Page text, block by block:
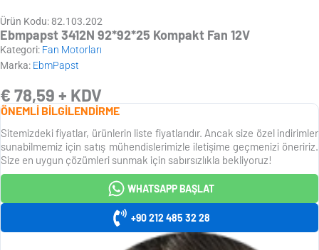
Ürün Kodu: 82.103.202
Ebmpapst 3412N 92*92*25 Kompakt Fan 12V
Kategori: Fan Motorları
Marka: EbmPapst
€ 78,59 + KDV
ÖNEMLİ BİLGİLENDİRME
Sitemizdeki fiyatlar, ürünlerin liste fiyatlarıdır. Ancak size özel indirimler
sunabilmemiz için satış mühendislerimizle iletişime geçmenizi öneririz.
Size en uygun çözümleri sunmak için sabırsızlıkla bekliyoruz!
WHATSAPP BAŞLAT
+90 212 485 32 28